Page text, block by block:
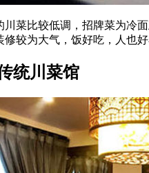
比较低调，招牌菜为冷面
较为大气，饭好吃，人也好
统川菜馆